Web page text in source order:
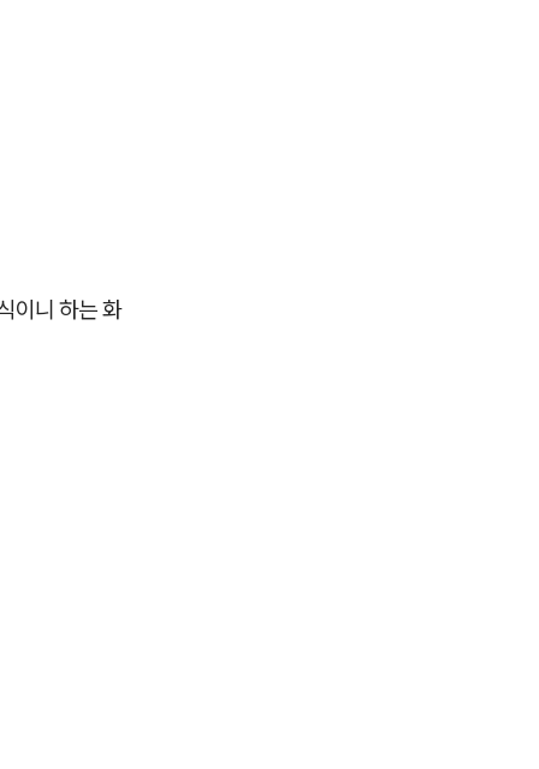
이니 하는 화